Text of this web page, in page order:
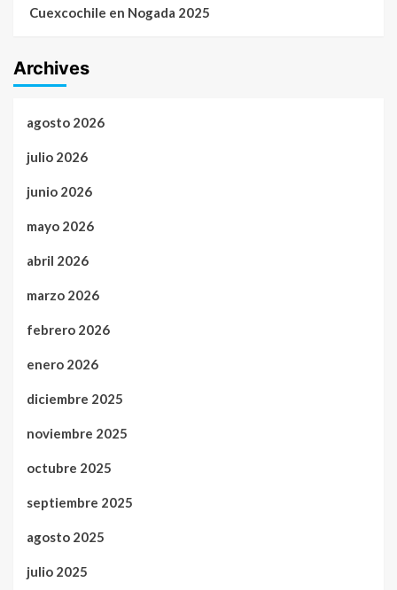
Cuexcochile en Nogada 2025
Archives
agosto 2026
julio 2026
junio 2026
mayo 2026
abril 2026
marzo 2026
febrero 2026
enero 2026
diciembre 2025
noviembre 2025
octubre 2025
septiembre 2025
agosto 2025
julio 2025